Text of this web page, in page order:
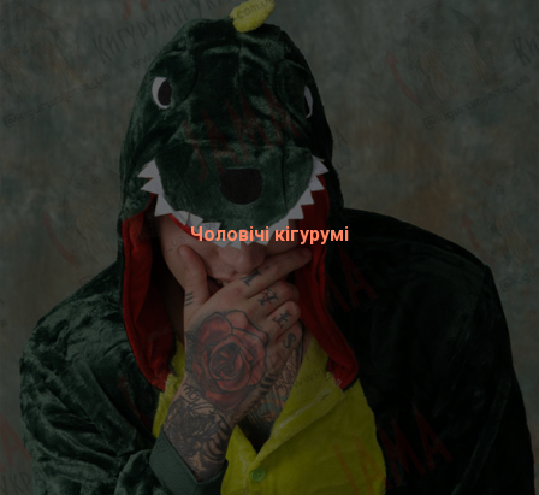
Чоловічі кігурумі